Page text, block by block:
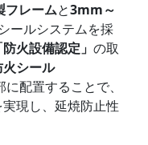
フレームと3mm～
ールシステムを採
防火設備認定」 の取
シール
配置することで、
現し、延焼防止性